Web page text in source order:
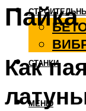
СТАНКИ
МЕНЮ
Как